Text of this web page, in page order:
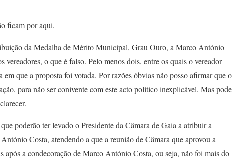
ficam por aqui.
da Medalha de Mérito Municipal, Grau Ouro, a Marco António
vereadores, o que é falso. Pelo menos dois, entre os quais o vereador
que a proposta foi votada. Por razões óbvias não posso afirmar que o
para não ser conivente com este acto político inexplicável. Mas pode
poderão ter levado o Presidente da Câmara de Gaia a atribuir a
Costa, atendendo a que a reunião de Câmara que aprovou a
após a condecoração de Marco António Costa, ou seja, não foi mais do